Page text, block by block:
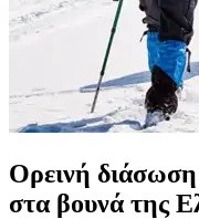
Ορεινή
στα βουνά της